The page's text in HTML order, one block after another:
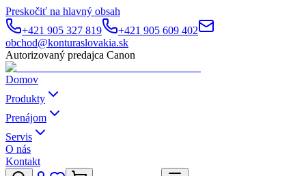
Preskočiť na hlavný obsah
+421 905 327 819
+421 905 609 402
obchod@konturaslovakia.sk
Autorizovaný predajca Canon
Domov
Produkty
Prenájom
Servis
O nás
Kontakt